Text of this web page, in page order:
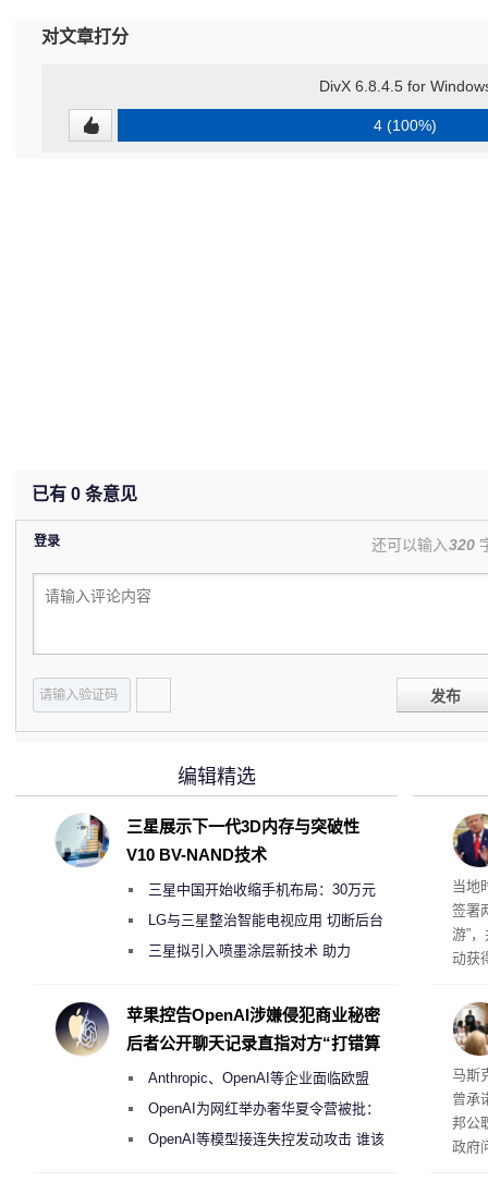
对文章打分
DivX 6.8.4.5 for
4 (100%)
已有 0 条意见
登录 还可以输入320
发布
育
当地
签署
游”
动获
育
行动
果
马斯
曾承
邦公
政府
编辑精选
三星展示下一代3D内存与突破性
V10 BV-NAND技术
三星中国开始收缩手机布局：30万元
月销售额不达标门店 将被逐步清退
LG与三星整治智能电视应用 切断后台
偷偷共享带宽的违规行为
三星拟引入喷墨涂层新技术 助力
度
苹果控告OpenAI涉嫌侵犯商业秘密
后者公开聊天记录直指对方“打错算
Anthropic、OpenAI等企业面临欧盟
《人工智能法案》全新执法权限审查
OpenAI为网红举办奢华夏令营被批：
2000美元一晚 遭讽“反乌托邦”
OpenAI等模型接连失控发动攻击 谁该